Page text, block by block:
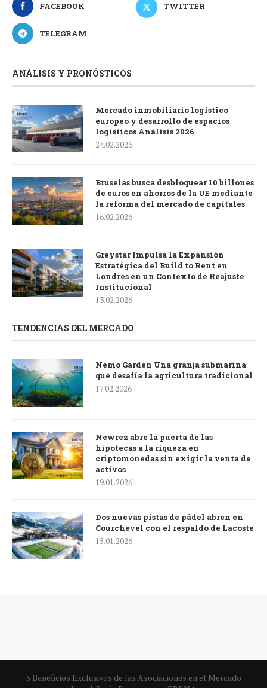
FACEBOOK TWITTER
TELEGRAM
ANÁLISIS Y PRONÓSTICOS
Mercado inmobiliario logístico
europeo y desarrollo de espacios
logísticos Análisis 2026
24.02.2026
Bruselas busca desbloquear 10 billones
de euros en ahorros de la UE mediante
la reforma del mercado de capitales
16.02.2026
Greystar Impulsa la Expansión
Estratégica del Build to Rent en
Londres en un Contexto de Reajuste
Institucional
13.02.2026
TENDENCIAS DEL MERCADO
Nemo Garden Una granja submarina
que desafía la agricultura tradicional
17.02.2026
Newrez abre la puerta de las
hipotecas a la riqueza en
criptomonedas sin exigir la venta de
activos
19.01.2026
Dos nuevas pistas de pádel abren en
Courchevel con el respaldo de Lacoste
15.01.2026
5 Beneficios Exclusivos de las Asociaciones en el Mercado